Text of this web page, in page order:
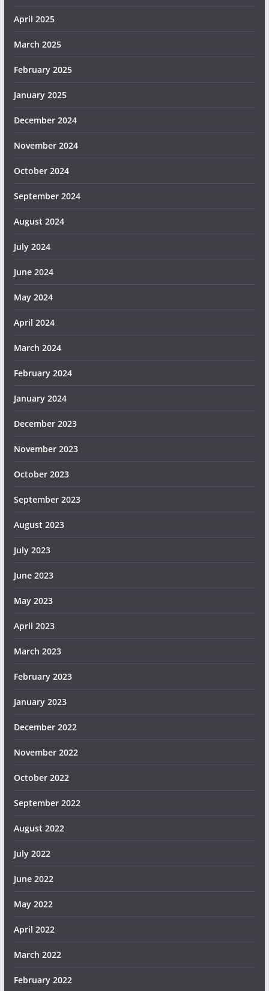
April 2025
March 2025
February 2025
January 2025
December 2024
November 2024
October 2024
September 2024
August 2024
July 2024
June 2024
May 2024
April 2024
March 2024
February 2024
January 2024
December 2023
November 2023
October 2023
September 2023
August 2023
July 2023
June 2023
May 2023
April 2023
March 2023
February 2023
January 2023
December 2022
November 2022
October 2022
September 2022
August 2022
July 2022
June 2022
May 2022
April 2022
March 2022
February 2022